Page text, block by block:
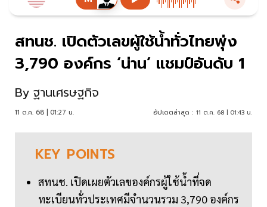
สทนช. เปิดตัวเลขผู้ใช้น้ำทั่วไทยพุ่ง
3,790 องค์กร ‘น่าน’ แชมป์อันดับ 1
By ฐานเศรษฐกิจ
11 ต.ค. 68 | 01:27 น. อัปเดตล่าสุด : 11 ต.ค. 68 | 01:43 น.
KEY POINTS
สทนช. เปิดเผยตัวเลของค์กรผู้ใช้น้ำที่จด
ทะเบียนทั่วประเทศมีจำนวนรวม 3,790 องค์กร